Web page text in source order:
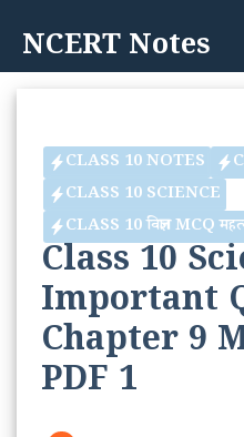
content
NCERT Notes
CLASS 10 NOTES
CLASS 10 SCIENCE
CLASS 10 विज्ञान MCQ
Class 10
Important
Chapter 9
PDF 1